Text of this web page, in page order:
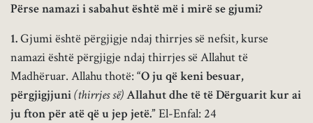
Përse namazi i sabahut është më i mirë se gjumi?
1.Gjumi është përgjigje ndaj thirrjes së nefsit, kurse
namazi është përgjigje ndaj thirrjes së Allahut të
Madhëruar. Allahu thotë: “O ju që keni besuar,
përgjigjjuni(thirrjes së)Allahut dhe të të Dërguarit kur ai
ju fton për atë që u jep jetë.” El-Enfal: 24